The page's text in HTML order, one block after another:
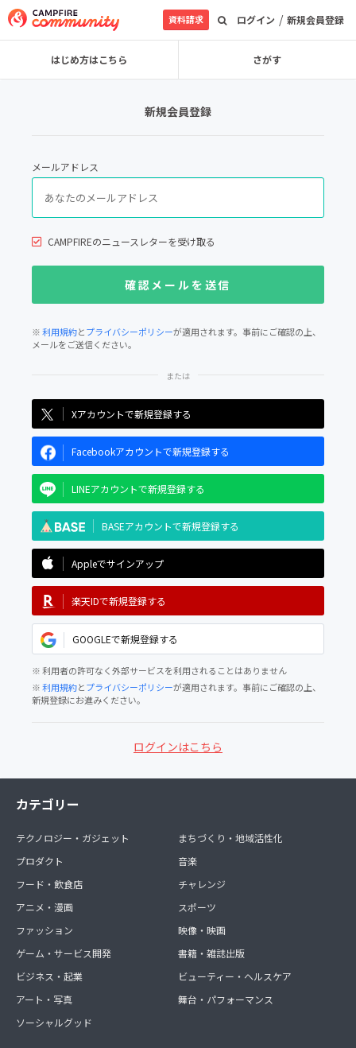
ログイン / 新規会員登録
資料請求
はじめ方はこちら さがす
新規会員登録
メールアドレス
CAMPFIREのニュースレターを受け取る
※利用規約とプライバシーポリシーが適用されます。事前にご確認の上、
メールをご送信ください。
Xアカウントで新規登録する
Facebookアカウントで新規登録する
LINEアカウントで新規登録する
BASEアカウントで新規登録する
Appleでサインアップ
楽天IDで新規登録する
GOOGLEで新規登録する
※ 利用者の許可なく外部サービスを利用されることはありません
※利用規約とプライバシーポリシーが適用されます。事前にご確認の上、
新規登録にお進みください。
ログインはこちら
カテゴリー
テクノロジー・ガジェット
プロダクト
フード・飲食店
アニメ・漫画
ファッション
ゲーム・サービス開発
ビジネス・起業
アート・写真
ソーシャルグッド
まちづくり・地域活性化
音楽
チャレンジ
スポーツ
映像・映画
書籍・雑誌出版
ビューティー・ヘルスケア
舞台・パフォーマンス